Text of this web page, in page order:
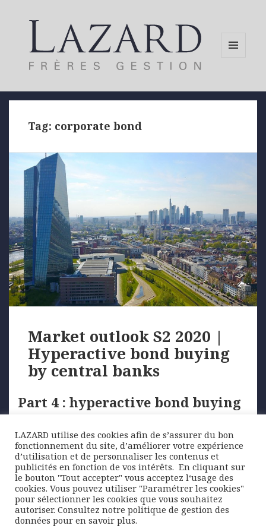
Tag: corporate bond
Market outlook S2 2020 |
Hyperactive bond buying
by central banks
Part 4 : hyperactive bond buying
Monetary policy can be expected to remain
accommodative for some time …
Posted
on
2 October 2020 Author
Lazard Freres Gestion Categories
Economic
outlook
Tags
central bank,corporate bond,ECB,Fed,
monetary policy
LAZARD utilise des cookies afin de s’assurer du bon
fonctionnement du site, d’améliorer votre expérience
d’utilisation et de personnaliser les contenus et
publicités en fonction de vos intérêts. ​ En cliquant sur
le bouton "Tout accepter" vous acceptez l‘usage des
cookies. Vous pouvez utiliser "Paramétrer les cookies"
pour sélectionner les cookies que vous souhaitez
autoriser. Consultez notre politique de gestion des
données pour en savoir plus.